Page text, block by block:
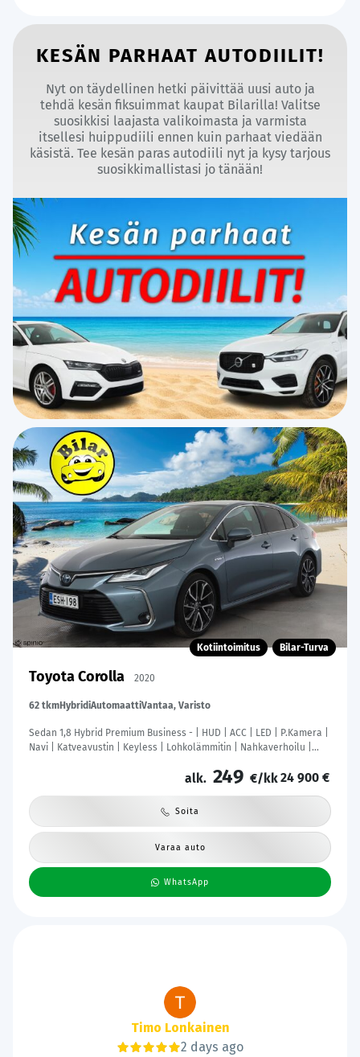
KESÄN PARHAAT AUTODIILIT!
Nyt on täydellinen hetki päivittää uusi auto ja
tehdä kesän fiksuimmat kaupat Bilarilla! Valitse
suosikkisi laajasta valikoimasta ja varmista
itsellesi huippudiili ennen kuin parhaat viedään
käsistä. Tee kesän paras autodiili nyt ja kysy tarjous
suosikkimallistasi jo tänään!
Kotiintoimitus Bilar-Turva
Toyota Corolla 2020
62 tkmHybridiAutomaattiVantaa, Varisto
Sedan 1,8 Hybrid Premium Business - | HUD | ACC | LED | P.Kamera |
Navi | Katveavustin | Keyless | Lohkolämmitin | Nahkaverhoilu |
alk. 249 €/kk24 900 €
Soita
Varaa auto
WhatsApp
Tanie Lund
2 days ago